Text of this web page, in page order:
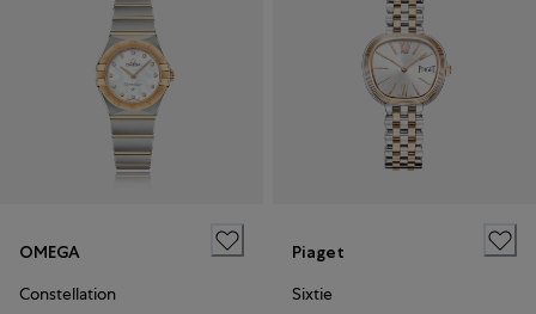
OMEGA
Constellation
Piaget
Sixtie